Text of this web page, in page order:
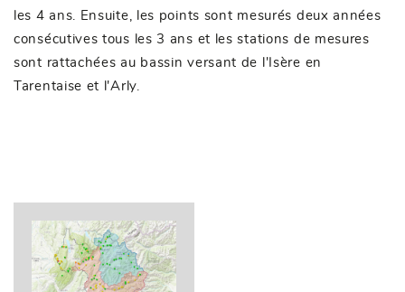
les 4 ans. Ensuite, les points sont mesurés deux années
consécutives tous les 3 ans et les stations de mesures
sont rattachées au bassin versant de l'Isère en
Tarentaise et l'Arly.